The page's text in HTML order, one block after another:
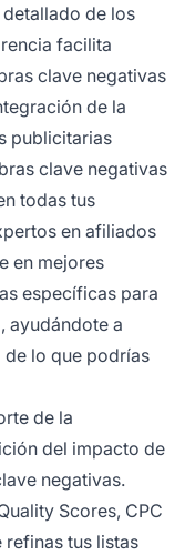
de los
facilita
clave negativas
de la
publicitarias
clave negativas
todas tus
en afiliados
en mejores
específicas para
ayudándote a
lo que podrías
de la
del impacto de
negativas.
Scores, CPC
tus listas